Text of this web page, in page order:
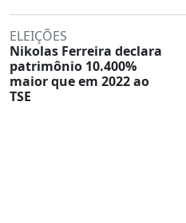
ELEIÇÕES
Nikolas Ferreira declara
patrimônio 10.400%
maior que em 2022 ao
TSE